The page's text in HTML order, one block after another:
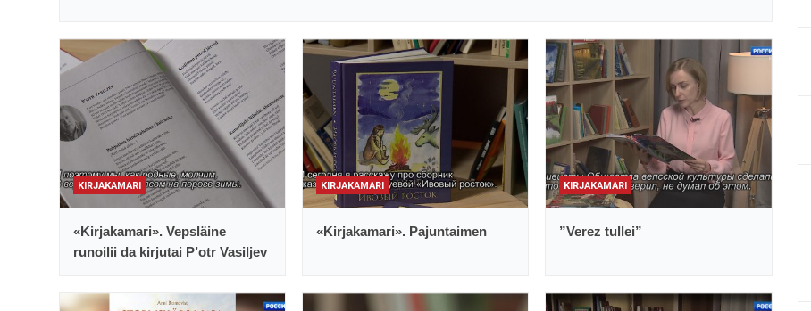
KIRJAKAMARI
«Kirjakamari». Vepsläine
runoilii da kirjutai P’otr Vasiljev
KIRJAKAMARI
«Kirjakamari». Pajuntaimen
KIRJAKAMARI
”Verez tullei”